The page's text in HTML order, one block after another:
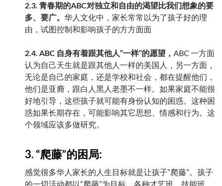
2.3. 青春期的ABC对独立和自由的渴望比我们想象的要
多、要广。 华人文化中，家长常常以为了孩子好的理
由，试图控制和影响孩子的方方面面
2.4. ABC 自身有着跟其他人“一样”的愿望， ABC 一方面
认为自己天生就是跟其他人一样的美国人，另一方面，
无论是自己的家庭，还是学校和社会，都在提醒他们，
他们是亚裔，跟白人黑人老墨不一样。如果家庭不能很
好地引导，这些孩子就可能有身份认知的困惑。这种困
惑如果长期存在，可能影响其它思想、情感和行为。这
个领域应该多做研究。
3. “爬藤”的困局:
感觉很多华人家长的人生目标就是让孩子“爬藤”。孩子
的一切活动都以“爬藤”为目标，各种才艺班、技能班、